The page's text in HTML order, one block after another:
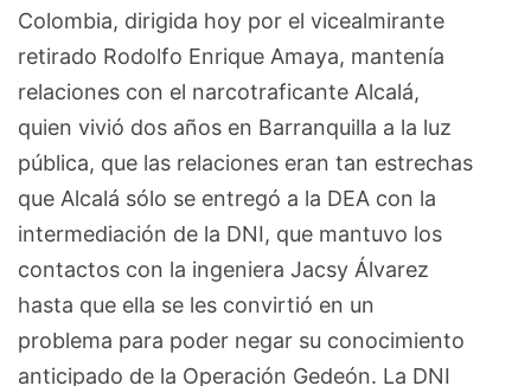
Colombia, dirigida hoy por el vicealmirante
retirado Rodolfo Enrique Amaya, mantenía
relaciones con el narcotraficante Alcalá,
quien vivió dos años en Barranquilla a la luz
pública, que las relaciones eran tan estrechas
que Alcalá sólo se entregó a la DEA con la
intermediación de la DNI, que mantuvo los
contactos con la ingeniera Jacsy Álvarez
hasta que ella se les convirtió en un
problema para poder negar su conocimiento
anticipado de la Operación Gedeón. La DNI